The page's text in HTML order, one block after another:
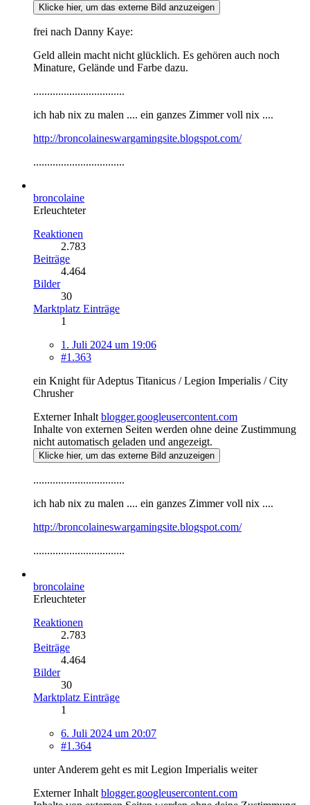
Klicke hier, um das externe Bild anzuzeigen
frei nach Danny Kaye:
Geld allein macht nicht glücklich. Es gehören auch noch
Minature, Gelände und Farbe dazu.
.................................
ich hab nix zu malen .... ein ganzes Zimmer voll nix ....
http://broncolaineswargamingsite.blogspot.com/
.................................
broncolaine
Erleuchteter
Reaktionen
2.783
Beiträge
4.464
Bilder
30
Marktplatz Einträge
1
1. Juli 2024 um 19:06
#1.363
ein Knight für Adeptus Titanicus / Legion Imperialis / City
Chrusher
Externer Inhalt blogger.googleusercontent.com
Inhalte von externen Seiten werden ohne deine Zustimmung
nicht automatisch geladen und angezeigt.
Klicke hier, um das externe Bild anzuzeigen
.................................
ich hab nix zu malen .... ein ganzes Zimmer voll nix ....
http://broncolaineswargamingsite.blogspot.com/
.................................
broncolaine
Erleuchteter
Reaktionen
2.783
Beiträge
4.464
Bilder
30
Marktplatz Einträge
1
6. Juli 2024 um 20:07
#1.364
unter Anderem geht es mit Legion Imperialis weiter
Externer Inhalt blogger.googleusercontent.com